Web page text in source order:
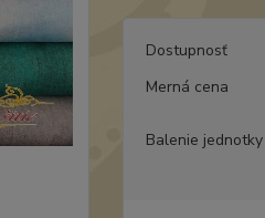
Dostupnosť
Merná cena
Balenie jednotky